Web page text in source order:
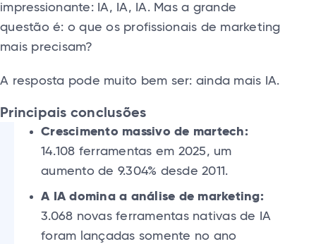
impressionante: IA, IA, IA. Mas a grande
questão é: o que os profissionais de marketing
mais precisam?
A resposta pode muito bem ser: ainda mais IA.
Principais conclusões
Crescimento massivo de martech:
14.108 ferramentas em 2025, um
aumento de 9.304% desde 2011.
A IA domina a análise de marketing:
3.068 novas ferramentas nativas de IA
foram lançadas somente no ano